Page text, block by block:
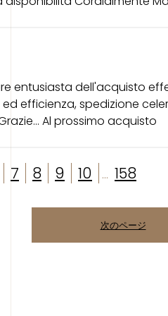
entusiasta dell'acquisto
ed efficienza, spedizione
Al prossimo acquisto
7 8 9 10 ... 158
次のページ